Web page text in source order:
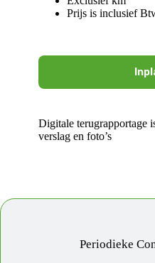
Prijs is inclusief
Digitale terugrapportage
verslag en foto’s
Periodieke